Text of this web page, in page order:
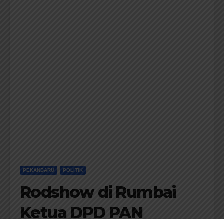
PEKANBARU POLITIK
Rodshow di Rumbai
Ketua DPD PAN